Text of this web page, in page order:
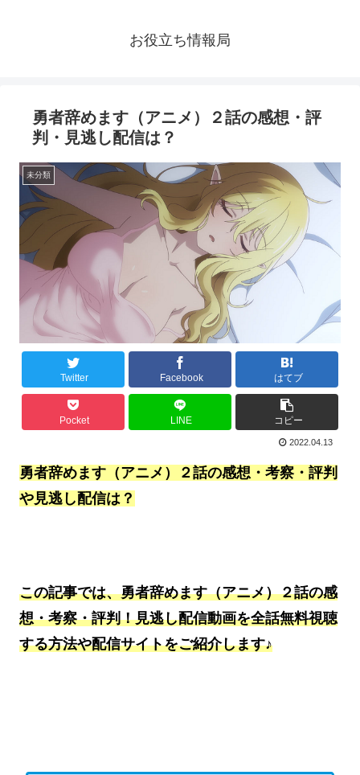
お役立ち情報局
勇者辞めます（アニメ）２話の感想・評
判・見逃し配信は？
未分類
Twitter Facebook はてブ
Pocket LINE コピー
2022.04.13
勇者辞めます（アニメ）２話の感想・考察・評判
や見逃し配信は？
この記事では、勇者辞めます（アニメ）２話の感
想・考察・評判！見逃し配信動画を全話無料視聴
する方法や配信サイトをご紹介します♪